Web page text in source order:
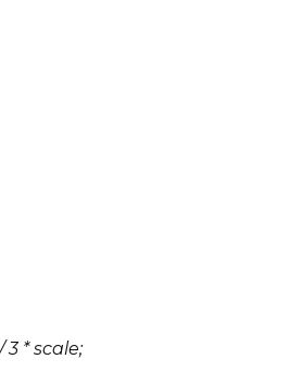
3 * scale;